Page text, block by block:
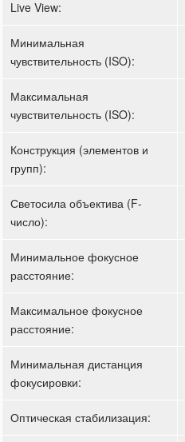
Live View:
Минимальная
чувствительность (ISO):
Максимальная
чувствительность (ISO):
Конструкция (элементов и
групп):
Светосила объектива (F-
число):
Минимальное фокусное
расстояние:
Максимальное фокусное
расстояние:
Минимальная дистанция
фокусировки:
Оптическая стабилизация: